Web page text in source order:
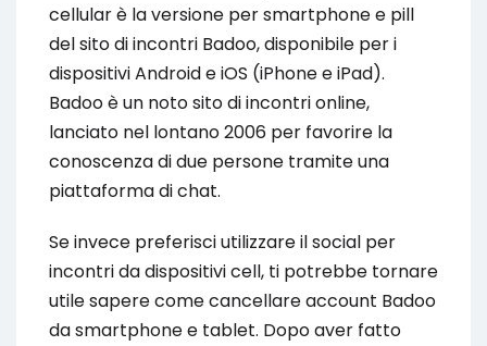
cellular è la versione per smartphone e pill
del sito di incontri Badoo, disponibile per i
dispositivi Android e iOS (iPhone e iPad).
Badoo è un noto sito di incontri online,
lanciato nel lontano 2006 per favorire la
conoscenza di due persone tramite una
piattaforma di chat.
Se invece preferisci utilizzare il social per
incontri da dispositivi cell, ti potrebbe tornare
utile sapere come cancellare account Badoo
da smartphone e tablet. Dopo aver fatto